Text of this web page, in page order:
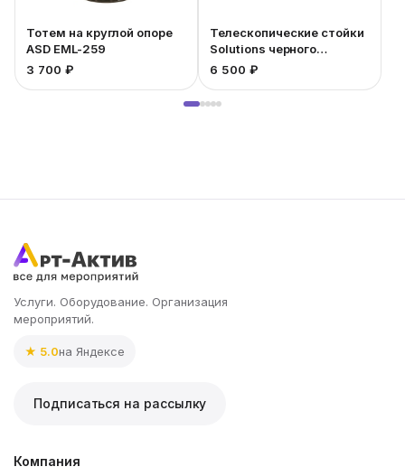
Тотем на круглой опоре
ASD EML-259
3 700 ₽
Телескопические стойки
Solutions черного
кабинета
6 500 ₽
Услуги. Оборудование. Организация
мероприятий.
★ 5.0на Яндексе
Подписаться на рассылку
Компания